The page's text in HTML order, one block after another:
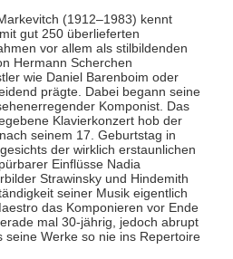
(1912–1983) kennt
gut 250 überlieferten
vor allem als stilbildenden
Hermann Scherchen
wie Daniel Barenboim oder
prägte. Dabei begann seine
Komponist. Das
Klavierkonzert hob der
seinem 17. Geburtstag in
der wirklich erstaunlichen
Einflüsse Nadia
Strawinsky und Hindemith
seiner Musik eigentlich
das Komponieren vor Ende
mal 30-jährig, jedoch abrupt
seine Werke so nie ins Repertoire